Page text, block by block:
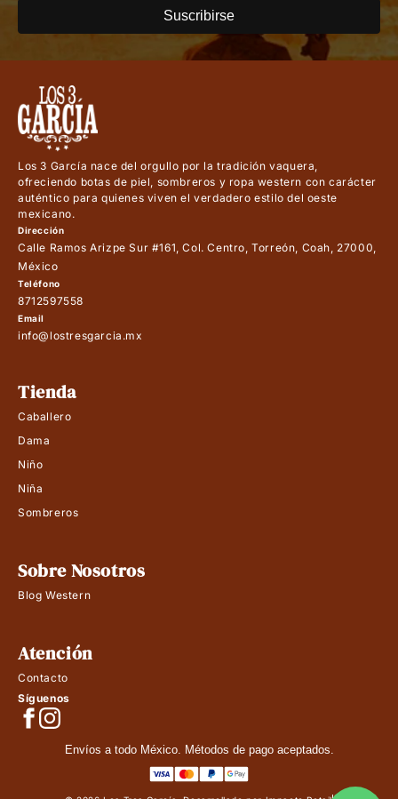
Suscribirse
Los 3 García nace del orgullo por la tradición vaquera,
ofreciendo botas de piel, sombreros y ropa western con carácter
auténtico para quienes viven el verdadero estilo del oeste
mexicano.
Dirección
Calle Ramos Arizpe Sur #161, Col. Centro, Torreón, Coah, 27000,
México
Teléfono
8712597558
Email
info@lostresgarcia.mx
Tienda
Caballero
Dama
Niño
Niña
Sombreros
Sobre Nosotros
Blog Western
Atención
Contacto
Síguenos
Envíos a todo México. Métodos de pago aceptados.